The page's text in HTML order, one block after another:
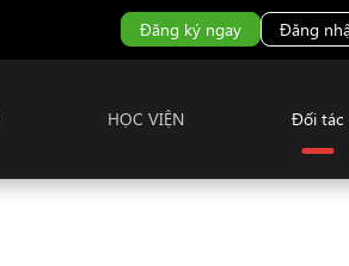
Đăng ký ngay Đăng
HỌC VIỆN Đối tác